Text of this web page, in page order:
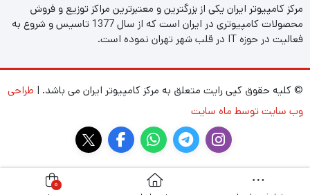
مرکز کامپیوتر ایران یکی از بزرگترین و معتبرترین مراکز توزیع و فروش
محصولات کامپیوتری در ایران است که از سال 1377 تاسیس و شروع به
فعالیت در حوزه IT در قلب شهر تهران نموده است.
© کلیه حقوق کپی رایت متعلق به مرکز کامپیوتر ایران می باشد. | طراحی
وب سایت توسط ماه سایت
0